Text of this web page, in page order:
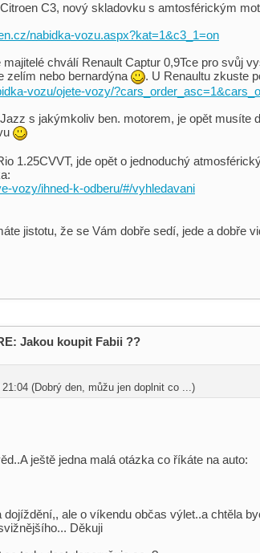
C3, nový skladovku s amtosférickým
nabidka-vozu.aspx?kat=1&c3_1=on
chválí Renault Captur 0,9Tce pro svůj
zelím nebo bernardýna
. U Renaultu zkuste
vozu/ojete-vozy/
s jakýmkoliv ben. motorem, je opět
1.25CVVT, jde opět o jednoduchý
vozy/ihned-k-odberu/#/vyhledavani
jistotu, že se Vám dobře sedí, jede a dobře
Jakou koupit Fabii ??
(Dobrý den, můžu jen doplnit co ...)
ještě jedna malá otázka co říkáte na auto:
dojíždění,, ale o víkendu občas výlet..a chtěla
Děkuji